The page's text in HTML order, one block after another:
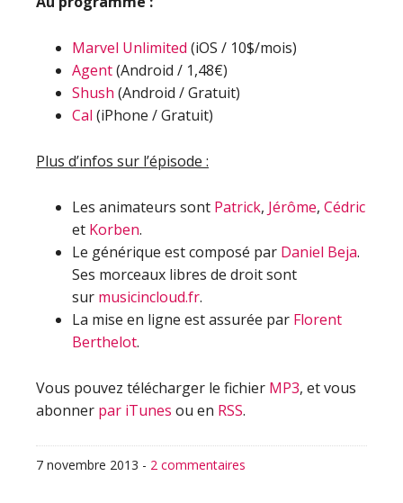
Marvel Unlimited (iOS / 10$/mois)
Agent(Android / 1,48€)
Shush (Android / Gratuit)
Cal (iPhone / Gratuit)
Plus d’infos sur l’épisode :
Les animateurs sont Patrick, Jérôme, Cédric
et Korben.
Le générique est composé par Daniel Beja.
Ses morceaux libres de droit sont
sur musicincloud.fr.
La mise en ligne est assurée par Florent
Berthelot.
Vous pouvez télécharger le fichier MP3, et vous
abonner par iTunes ou en RSS.
7 novembre 2013 - 2 commentaires